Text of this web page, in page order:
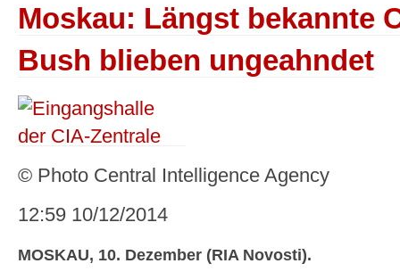
Moskau: Längst bekannte
Bush blieben ungeahndet
© Photo Central Intelligence Agency
12:59 10/12/2014
MOSKAU, 10. Dezember (RIA Novosti).